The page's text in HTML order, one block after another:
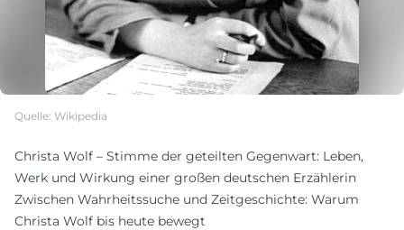
Quelle: Wikipedia
Christa Wolf – Stimme der geteilten Gegenwart: Leben,
Werk und Wirkung einer großen deutschen Erzählerin
Zwischen Wahrheitssuche und Zeitgeschichte: Warum
Christa Wolf bis heute bewegt